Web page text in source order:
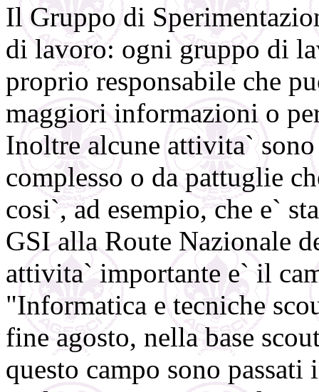
Il Gruppo di
di lavoro: ogni gruppo di
proprio responsabile che
maggiori informazioni o
Inoltre alcune attivita`
complesso o da pattuglie
cosi`, ad esempio, che e`
GSI alla Route Nazionale
attivita` importante e` il
"Informatica e tecniche
fine agosto, nella base
questo campo sono